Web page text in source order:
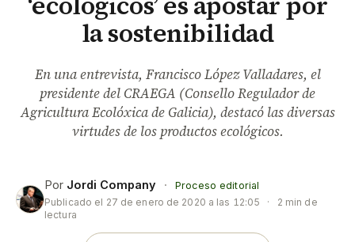
la sostenibilidad
En una entrevista, Francisco López Valladares, el
presidente del CRAEGA (Consello Regulador de
Agricultura Ecolóxica de Galicia), destacó las diversas
virtudes de los productos ecológicos.
Por Jordi Company ·
Proceso editorial
Publicado el 27 de enero de 2020 a las 12:05 ·
2 min de
lectura